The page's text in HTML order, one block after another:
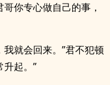
你专心做自己的事，
就会回来。”君不犯顿
升起。”